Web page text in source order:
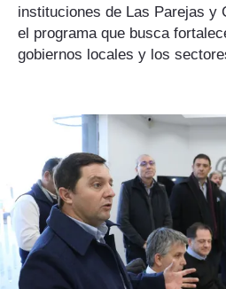
Lechería
Tecnología
Regionales
Clima
Agronegocios
Mercados
instituciones de Las Parejas y
el programa que busca
gobiernos locales y los